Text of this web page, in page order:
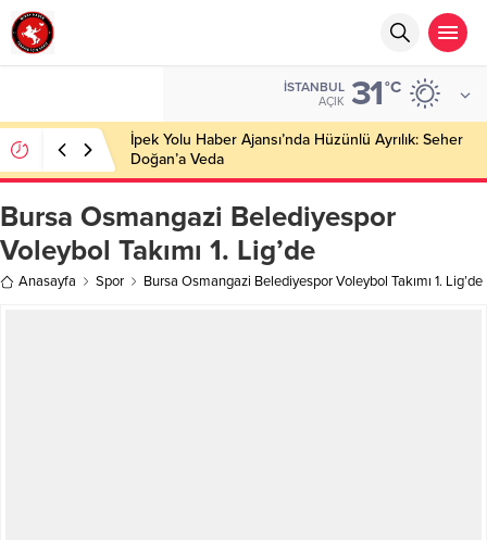
İSTANBUL
AÇIK 31°C
İpek Yolu Haber Ajansı’nda Hüzünlü Ayrılık: Seher
Doğan’a Veda
Bursa Osmangazi Belediyespor
Voleybol Takımı 1. Lig’de
Anasayfa Spor Bursa Osmangazi Belediyespor Voleybol Takımı 1. Lig’de